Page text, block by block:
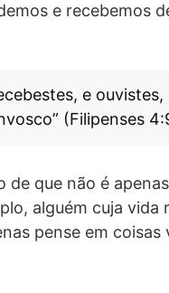
e recebemos
e
(Filipenses
que não é
alguém cuja vida
pense em